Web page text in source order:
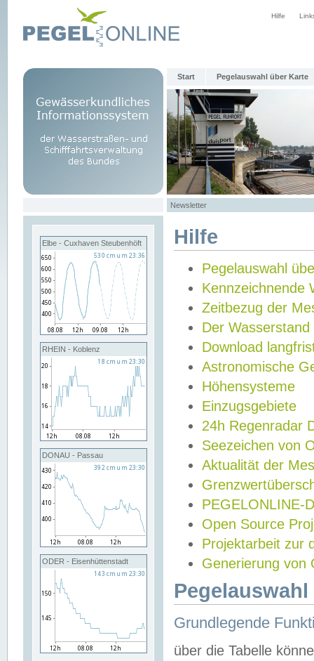
Hilfe
Start Pegelauswahl über Karte
Newsletter
Elbe - Cuxhaven Steubenhöft
RHEIN - Koblenz
DONAU - Passau
ODER - Eisenhüttenstadt
Hilfe
Pegelauswahl
Kennzeichnende
Zeitbezug der
Der Wasserstand
Download
Astronomische
Höhensysteme
Einzugsgebiete
24h Regenradar
Seezeichen von
Aktualität der
PEGELONLINE-
Open Source
Projektarbeit zur
Generierung von
Grundlegende
über die Tabelle